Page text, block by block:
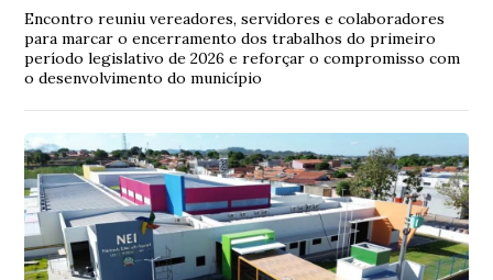
Encontro reuniu vereadores, servidores e colaboradores
para marcar o encerramento dos trabalhos do primeiro
período legislativo de 2026 e reforçar o compromisso com
o desenvolvimento do município